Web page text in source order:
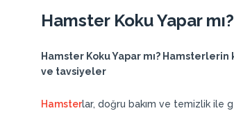
Hamster Koku Yapar mı?
Hamster Koku Yapar mı?
ve tavsiyeler
Hamsterlar, doğru bakım ve temizlik ile